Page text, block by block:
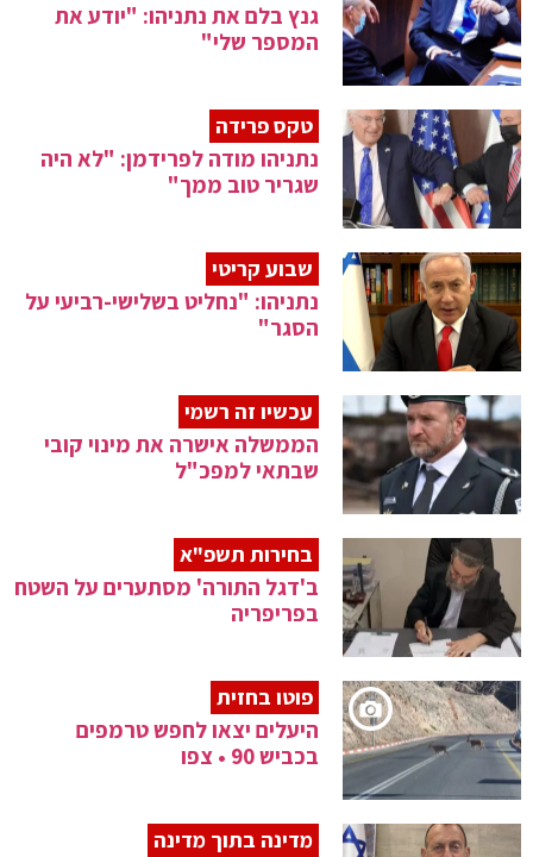
גנץ בלם את נתניהו: "יודע את
המספר שלי"
טקס פרידה
נתניהו מודה לפרידמן: "לא היה
שגריר טוב ממך"
שבוע קריטי
נתניהו: "נחליט בשלישי-רביעי על
הסגר"
עכשיו זה רשמי
הממשלה אישרה את מינוי קובי
שבתאי למפכ"ל
בחירות תשפ"א
ב'דגל התורה' מסתערים על השטח
בפריפריה
פוטו בחזית
היעלים יצאו לחפש טרמפים
בכביש 90 • צפו
מדינה בתוך מדינה